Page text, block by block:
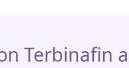
Terbinafin